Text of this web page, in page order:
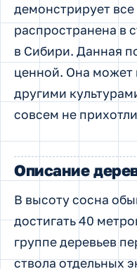
демонстрирует
распространена в
в Сибири. Данная
ценной. Она может
другими
совсем не
Описание
В высоту сосна
достигать 40
группе деревьев
ствола отдельных